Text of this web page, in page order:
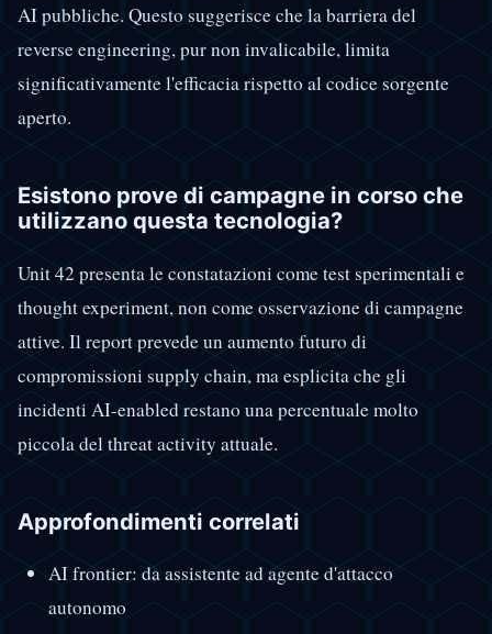
AI pubbliche. Questo suggerisce che la barriera del
reverse engineering, pur non invalicabile, limita
significativamente l'efficacia rispetto al codice sorgente
aperto.
Esistono prove di campagne in corso che
utilizzano questa tecnologia?
Unit 42 presenta le constatazioni come test sperimentali e
thought experiment, non come osservazione di campagne
attive. Il report prevede un aumento futuro di
compromissioni supply chain, ma esplicita che gli
incidenti AI-enabled restano una percentuale molto
piccola del threat activity attuale.
Approfondimenti correlati
AI frontier: da assistente ad agente d'attacco
autonomo